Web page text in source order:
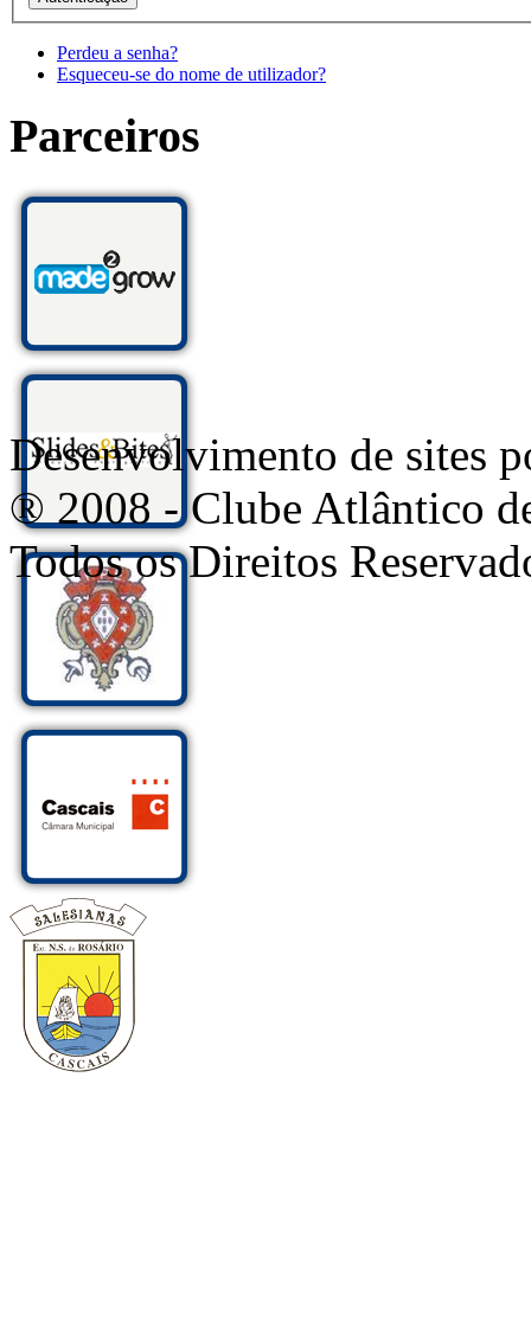
Perdeu a senha?
Esqueceu-se do nome de utilizador?
Parceiros
Desenvolvimento de sites
® 2008 - Clube Atlântico
Todos os Direitos